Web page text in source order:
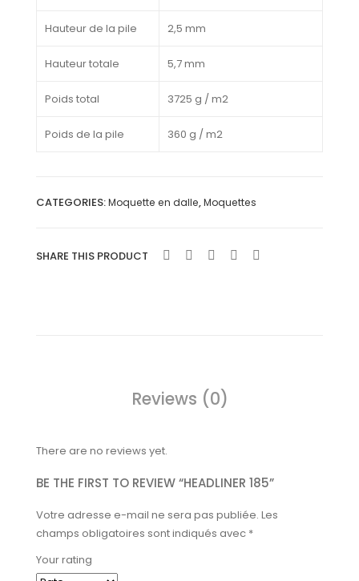
Hauteur de la pile 2,5 mm
Hauteur totale 5,7 mm
Poids total 3725 g / m2
Poids de la pile 360 g / m2
CATEGORIES:Moquette en dalle,Moquettes
SHARE THIS PRODUCT
Reviews (0)
There are no reviews yet.
BE THE FIRST TO REVIEW “HEADLINER 185”
Votre adresse e-mail ne sera pas publiée. Les
champs obligatoires sont indiqués avec *
Your rating